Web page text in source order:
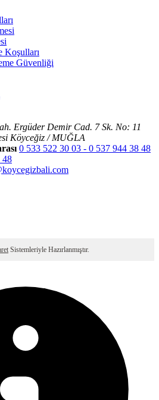
Koşulları
Güvenliği
Ergüder Demir Cad. 7 Sk. No: 11
Köyceğiz / MUĞLA
0 533 522 30 03 - 0 537 944 38 48
48
Sistemleriyle Hazırlanmıştır.